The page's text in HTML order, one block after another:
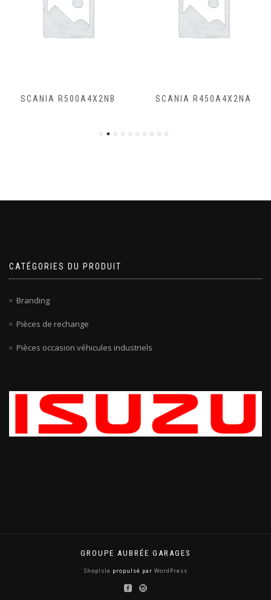
SCANIA R500A4X2NB SCANIA R450A4X2NA
CATÉGORIES DU PRODUIT
Branding
Pièces de rechange
Pièces occasion véhicules industriels
GROUPE AUBRÉE GARAGES
ShopIsle propulsé par WordPress